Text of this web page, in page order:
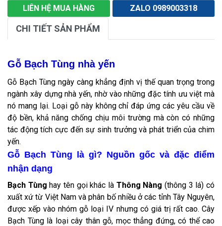
LIÊN HỆ MUA HÀNG ZALO 0989003318
CHI TIẾT SẢN PHẨM
Gỗ Bạch Tùng nhà yến
Gỗ Bạch Tùng ngày càng khẳng định vị thế quan trọng trong
ngành xây dựng nhà yến, nhờ vào những đặc tính ưu việt mà
nó mang lại. Loại gỗ này không chỉ đáp ứng các yêu cầu về
độ bền, khả năng chống chịu môi trường mà còn có những
tác động tích cực đến sự sinh trưởng và phát triển của chim
yến.
Gỗ Bạch Tùng là gì? Nguồn gốc và đặc điểm
nhận dạng
Bạch Tùng hay tên gọi khác là Thông Nàng (thông 3 lá) có
xuất xứ từ Việt Nam và phân bố nhiều ở các tỉnh Tây Nguyên,
được xếp vào nhóm gỗ loại IV nhưng có giá trị rất cao. Cây
Bạch Tùng là loại cây thân gỗ, mọc thẳng đứng, có thể cao